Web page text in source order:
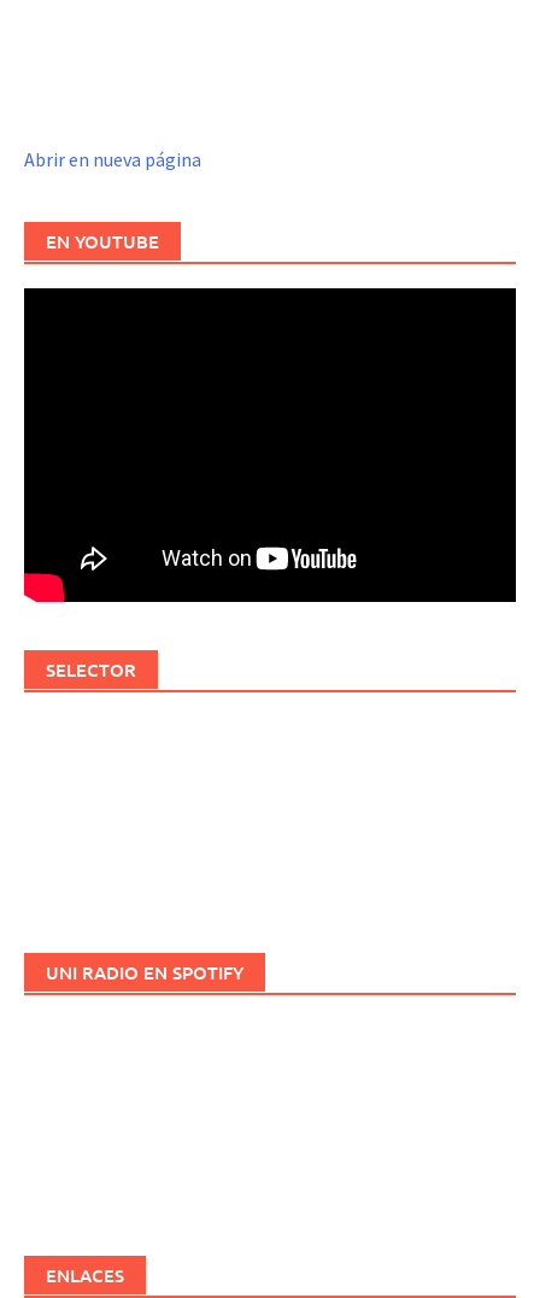
Abrir en nueva página
EN YOUTUBE
SELECTOR
UNI RADIO EN SPOTIFY
ENLACES